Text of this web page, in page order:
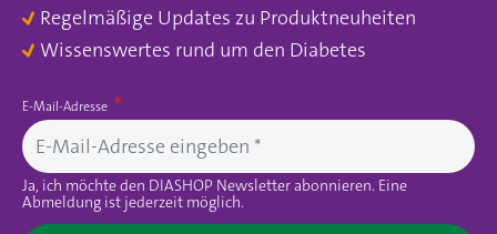
Regelmäßige Updates zu Produktneuheiten
Wissenswertes rund um den Diabetes
E-Mail-Adresse
Ja, ich möchte den DIASHOP Newsletter abonnieren. Eine
Abmeldung ist jederzeit möglich.